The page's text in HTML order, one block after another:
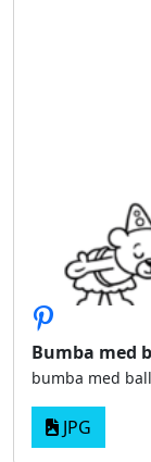
Bumba med
bumba med
JPG